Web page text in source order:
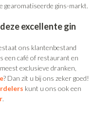
gearomatiseerde gins-markt.
excellente gin
ons klantenbestand
een café of restaurant en
exclusieve dranken,
? Dan zit u bij ons zeker goed!
kunt u ons ook een
.